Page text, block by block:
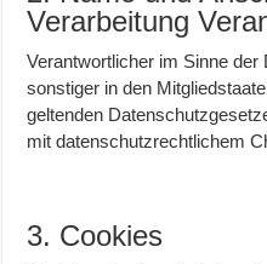
Verarbeitung
Verantwortlicher im Sinne
sonstiger in den
geltenden
mit datenschutzrechtlichem
3. Cookies